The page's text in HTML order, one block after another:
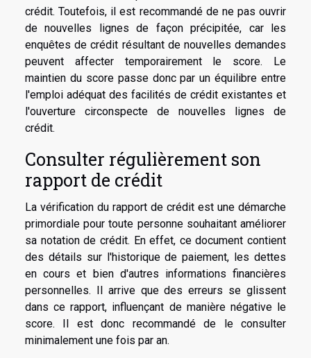
crédit. Toutefois, il est recommandé de ne pas ouvrir
de nouvelles lignes de façon précipitée, car les
enquêtes de crédit résultant de nouvelles demandes
peuvent affecter temporairement le score. Le
maintien du score passe donc par un équilibre entre
l'emploi adéquat des facilités de crédit existantes et
l'ouverture circonspecte de nouvelles lignes de
crédit.
Consulter régulièrement son
rapport de crédit
La vérification du rapport de crédit est une démarche
primordiale pour toute personne souhaitant améliorer
sa notation de crédit. En effet, ce document contient
des détails sur l'historique de paiement, les dettes
en cours et bien d'autres informations financières
personnelles. Il arrive que des erreurs se glissent
dans ce rapport, influençant de manière négative le
score. Il est donc recommandé de le consulter
minimalement une fois par an.